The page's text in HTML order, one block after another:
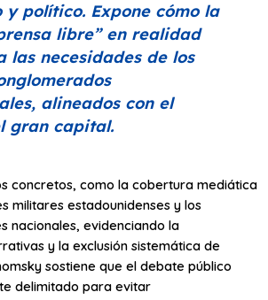
y político. Expone cómo la
libre”en realidad
las necesidades de los
alineados con el
gran capital.
concretos, como la cobertura mediática
militares estadounidenses y los
nacionales, evidenciando la
y la exclusión sistemática de
sostiene que el debate público
delimitado para evitar